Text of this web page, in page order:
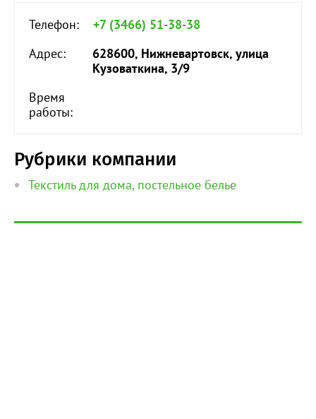
Телефон:
+7 (3466) 51-38-38
Адрес:
628600, Нижневартовск, улица
Кузоваткина, 3/9
Время
работы:
Рубрики компании
Текстиль для дома, постельное белье